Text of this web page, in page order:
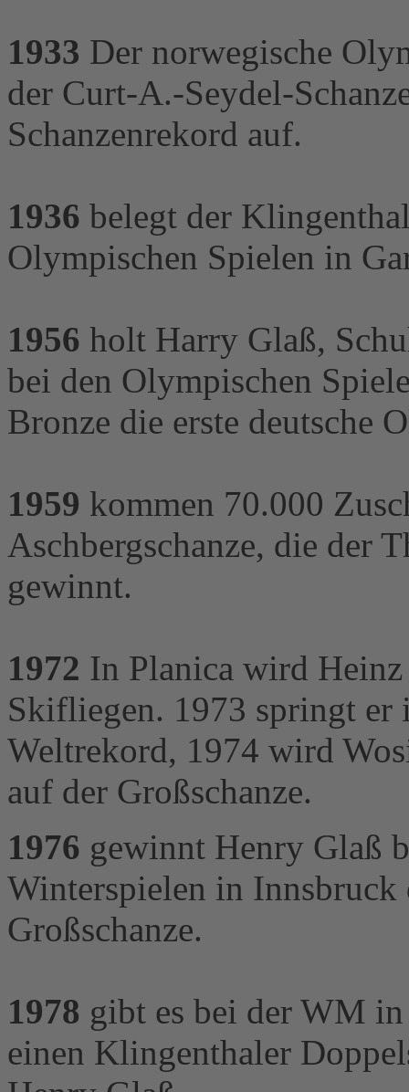
1933 Der norwegische
der Curt-A.-Seydel-
Schanzenrekord auf.
1936 belegt der
Olympischen Spielen in
1956 holt Harry Glaß,
bei den Olympischen
Bronze die erste deutsche
1959 kommen 70.000
Aschbergschanze, die der
gewinnt.
1972 In Planica wird
Skifliegen. 1973 springt
Weltrekord, 1974 wird
auf der Großschanze.
1976 gewinnt Henry Glaß
Winterspielen in
Großschanze.
1978 gibt es bei der WM
einen Klingenthaler